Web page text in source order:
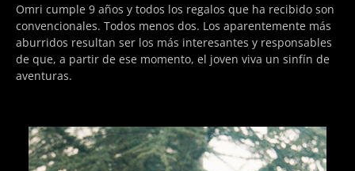
Omri cumple 9 años y todos los regalos que ha recibido son
convencionales. Todos menos dos. Los aparentemente más
aburridos resultan ser los más interesantes y responsables
de que, a partir de ese momento, el joven viva un sinfín de
aventuras.